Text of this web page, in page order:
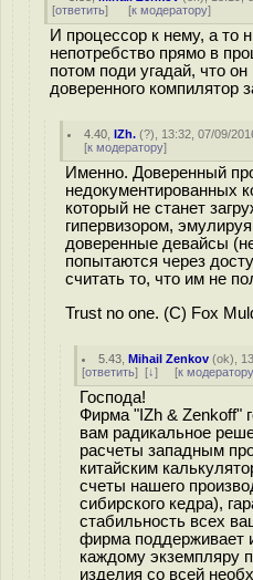
[ответить] [к модератору]
И процессор к нему, а то
непотребство прямо в
потом поди угадай, что он
доверенного компилятор
4.40 ,IZh. (?), 13:32, 07/09/
[к модератору]
Именно. Доверенный
недокументированных
который не станет
гипервизором,
доверенные девайсы
попытаются через
считать то, что им не
Trust no one. (C) Fox
5.43 ,Mihail Zenkov (ok),
[ответить] [↓] [к модератору
Господа!
Фирма "IZh & Zenkoff"
вам радикальное
расчеты западным
китайским
счеты нашего
сибирского кедра),
стабильность всех
фирма поддерживает
каждому экземпляру
изделия со всей